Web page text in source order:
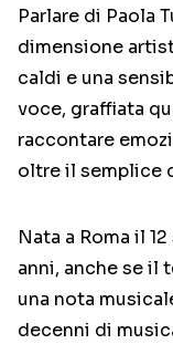
Parlare di Paola
dimensione
caldi e una
voce, graffiata
raccontare
oltre il semplice
Nata a Roma il
anni, anche se il
una nota
decenni di